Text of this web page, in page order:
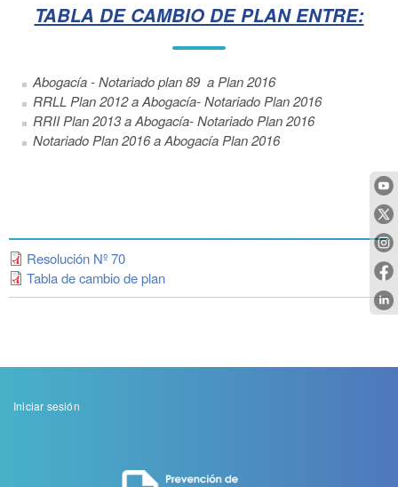
TABLA DE CAMBIO DE PLAN ENTRE:
Abogacía - Notariado plan 89 a Plan 2016
RRLL Plan 2012 a Abogacía- Notariado Plan 2016
RRII Plan 2013 a Abogacía- Notariado Plan 2016
Notariado Plan 2016 a Abogacía Plan 2016
Resolución Nº 70
Tabla de cambio de plan
Menu
Iniciar sesión